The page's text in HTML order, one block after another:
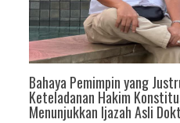
Bahaya Pemimpin yang
Keteladanan Hakim
Menunjukkan Ijazah Asli